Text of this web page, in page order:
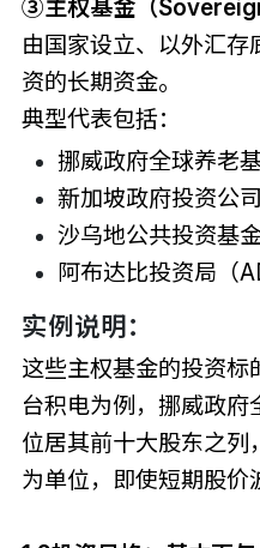
③主权基金（
由国家设立、以外汇
资的长期资金。
典型代表包括：
挪威政府全球养老基
新加坡政府投资公司
沙乌地公共投资基金
阿布达比投资局（
实例说明：
这些主权基金的投资标
台积电为例，挪威政府
位居其前十大股东之列
为单位，即使短期股价